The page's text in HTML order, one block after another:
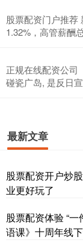
股票配资门户推荐
1.32%，高管薪酬
正规在线配资公司
碰瓷广岛, 是反日
最新文章
股票配资开户炒
业更好玩了
股票配资体验 “
语课》十周年线